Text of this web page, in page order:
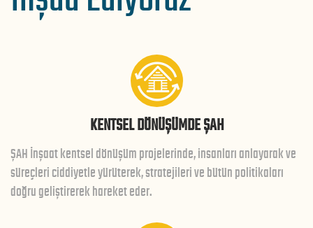
KENTSEL DÖNÜŞÜMDE ŞAH
ŞAH İnşaat kentsel dönüşüm projelerinde, insanları anlayarak ve
süreçleri ciddiyetle yürüterek, stratejileri ve bütün politikaları
doğru geliştirerek hareket eder.